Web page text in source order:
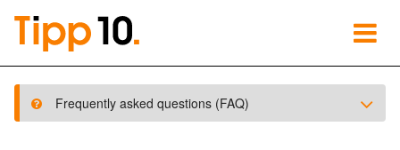
Frequently asked questions (FAQ)